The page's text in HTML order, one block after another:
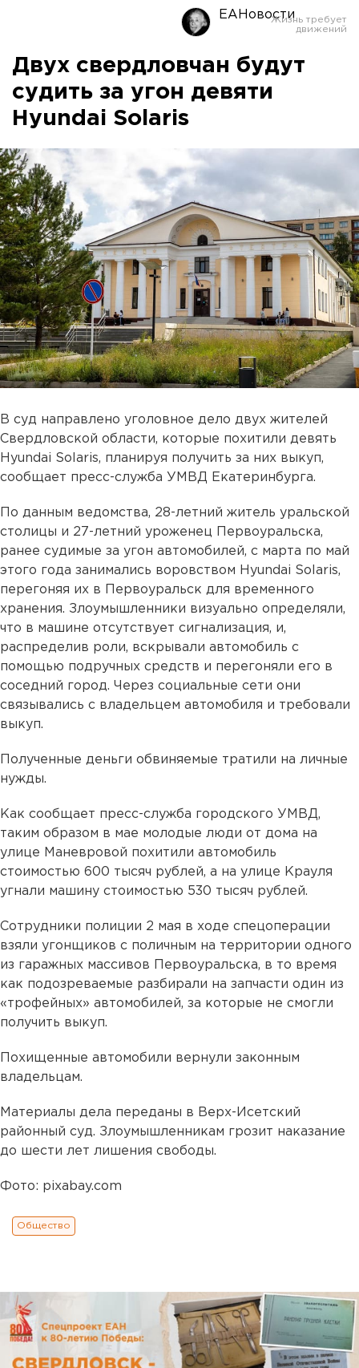
ЕАНовости
Двух свердловчан будут
судить за угон девяти
Hyundai Solaris
В суд направлено уголовное дело двух жителей
Свердловской области, которые похитили девять
Hyundai Solaris, планируя получить за них выкуп,
сообщает пресс-служба УМВД Екатеринбурга.
По данным ведомства, 28-летний житель уральской
столицы и 27-летний уроженец Первоуральска,
ранее судимые за угон автомобилей, с марта по май
этого года занимались воровством Hyundai Solaris,
перегоняя их в Первоуральск для временного
хранения. Злоумышленники визуально определяли,
что в машине отсутствует сигнализация, и,
распределив роли, вскрывали автомобиль с
помощью подручных средств и перегоняли его в
соседний город. Через социальные сети они
связывались с владельцем автомобиля и требовали
выкуп.
Полученные деньги обвиняемые тратили на личные
нужды.
Как сообщает пресс-служба городского УМВД,
таким образом в мае молодые люди от дома на
улице Маневровой похитили автомобиль
стоимостью 600 тысяч рублей, а на улице Крауля
угнали машину стоимостью 530 тысяч рублей.
Сотрудники полиции 2 мая в ходе спецоперации
взяли угонщиков с поличным на территории одного
из гаражных массивов Первоуральска, в то время
как подозреваемые разбирали на запчасти один из
«трофейных» автомобилей, за которые не смогли
получить выкуп.
Похищенные автомобили вернули законным
владельцам.
Материалы дела переданы в Верх-Исетский
районный суд. Злоумышленникам грозит наказание
до шести лет лишения свободы.
Фото: pixabay.com
Общество